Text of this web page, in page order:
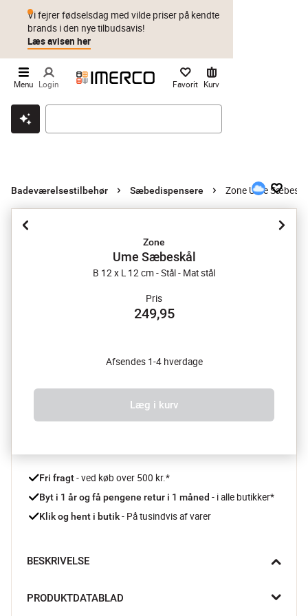
Klik & hent Byt i 1 år Prismatch
Vi fejrer fødselsdag med vilde priser på kendte
brands i den nye tilbudsavis!
Læs avisen her
Menu Login Favorit Kurv
Badeværelsestilbehør Sæbedispensere Zone Ume
Zone
Ume Sæbeskål
B 12 x L 12 cm - Stål - Mat stål
Pris
249,95
Afsendes 1-4 hverdage
Læg i kurv
Fri fragt - ved køb over 500 kr.*
Byt i 1 år og få pengene retur i 1 måned - i alle butikker*
Klik og hent i butik - På tusindvis af varer
BESKRIVELSE
organiske former kombineres med det stilrene og kølige
PRODUKTDATABLAD